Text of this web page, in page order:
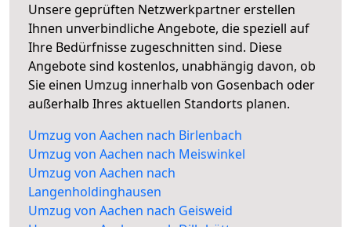
Unsere geprüften Netzwerkpartner erstellen
Ihnen unverbindliche Angebote, die speziell auf
Ihre Bedürfnisse zugeschnitten sind. Diese
Angebote sind kostenlos, unabhängig davon, ob
Sie einen Umzug innerhalb von Gosenbach oder
außerhalb Ihres aktuellen Standorts planen.
Umzug von Aachen nach Birlenbach
Umzug von Aachen nach Meiswinkel
Umzug von Aachen nach
Langenholdinghausen
Umzug von Aachen nach Geisweid